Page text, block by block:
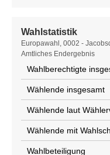
Wahlstatistik
Wahlstatistik
Europawahl, 0002 -
Amtliches Endergebnis
Wahlberechtigte
Wählende insgesamt
Wählende laut
Wählende mit
Wahlbeteiligung